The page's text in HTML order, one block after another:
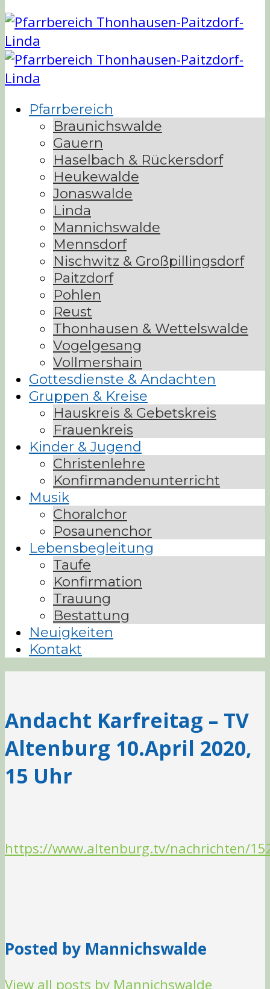
Pfarrbereich
Braunichswalde
Gauern
Haselbach & Rückersdorf
Heukewalde
Jonaswalde
Linda
Mannichswalde
Mennsdorf
Nischwitz & Großpillingsdorf
Paitzdorf
Pohlen
Reust
Thonhausen & Wettelswalde
Vogelgesang
Vollmershain
Gottesdienste & Andachten
Gruppen & Kreise
Hauskreis & Gebetskreis
Frauenkreis
Kinder & Jugend
Christenlehre
Konfirmandenunterricht
Musik
Choralchor
Posaunenchor
Lebensbegleitung
Taufe
Konfirmation
Trauung
Bestattung
Neuigkeiten
Kontakt
Andacht Karfreitag – TV
Altenburg 10.April 2020,
15 Uhr
https://www.altenburg.tv/nachrichten/
Posted by Mannichswalde
View all posts by Mannichswalde